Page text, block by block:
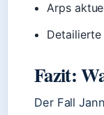
Arps
Fazit:
Der Fall